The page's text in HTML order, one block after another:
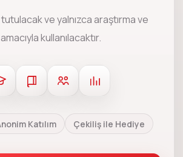
tutulacak ve yalnızca araştırma ve
kullanılacaktır.
Katılım Çekiliş ile Hediye